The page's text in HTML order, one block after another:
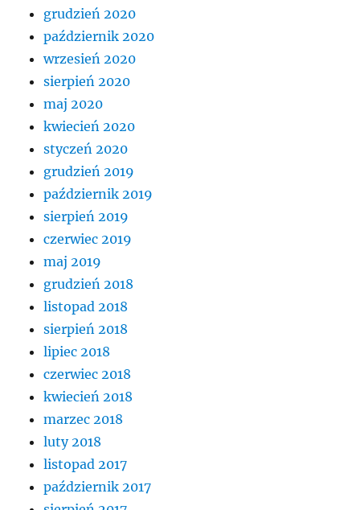
grudzień 2020
październik 2020
wrzesień 2020
sierpień 2020
maj 2020
kwiecień 2020
styczeń 2020
grudzień 2019
październik 2019
sierpień 2019
czerwiec 2019
maj 2019
grudzień 2018
listopad 2018
sierpień 2018
lipiec 2018
czerwiec 2018
kwiecień 2018
marzec 2018
luty 2018
listopad 2017
październik 2017